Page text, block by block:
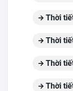
Thời
Thời
Thời
Thời